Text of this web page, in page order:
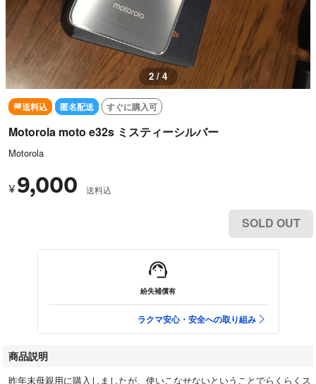
2 / 4
送料込 匿名配送 すぐに購入可
Motorola moto e32s ミスティーシルバー
Motorola
¥ 9,000 送料込
SOLD OUT
紛失補償有
ラクマ安心・安全への取り組み
商品説明
昨年末母親用に購入しましたが、使いこなせないということでらくらくス